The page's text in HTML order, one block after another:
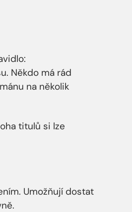
Někdo má rád
na několik
titulů si lze
Umožňují dostat